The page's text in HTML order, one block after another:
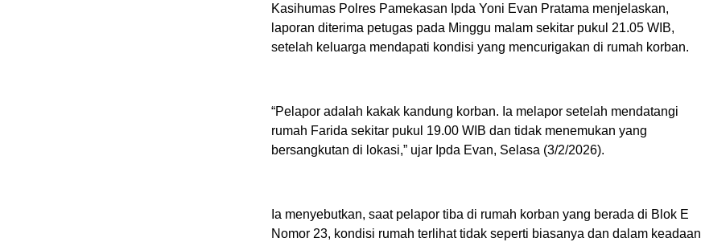
Kasihumas Polres Pamekasan Ipda Yoni Evan Pratama menjelaskan,
laporan diterima petugas pada Minggu malam sekitar pukul 21.05 WIB,
setelah keluarga mendapati kondisi yang mencurigakan di rumah korban.
“Pelapor adalah kakak kandung korban. Ia melapor setelah mendatangi
rumah Farida sekitar pukul 19.00 WIB dan tidak menemukan yang
bersangkutan di lokasi,” ujar Ipda Evan, Selasa (3/2/2026).
Ia menyebutkan, saat pelapor tiba di rumah korban yang berada di Blok E
Nomor 23, kondisi rumah terlihat tidak seperti biasanya dan dalam keadaan